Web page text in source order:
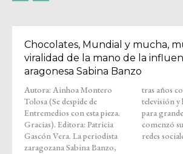
Chocolates, Mundial y mucha,
viralidad de la mano de la
aragonesa Sabina Banzo
Autora: Ainhoa Montero
Tolosa (Se despide de
Entremedios con esta pieza.
Gracias). Editora: Patricia
Gascón Vera. La periodista
zaragozana Sabina Banzo,
tras años como reportera de
televisión y locutora de spots
para grandes marcas,
comenzó su andadura en
redes